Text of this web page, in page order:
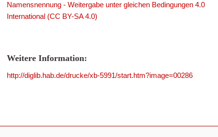
Namensnennung - Weitergabe unter gleichen Bedingungen 4.0
International (CC BY-SA 4.0)
Weitere Information:
http://diglib.hab.de/drucke/xb-5991/start.htm?image=00286